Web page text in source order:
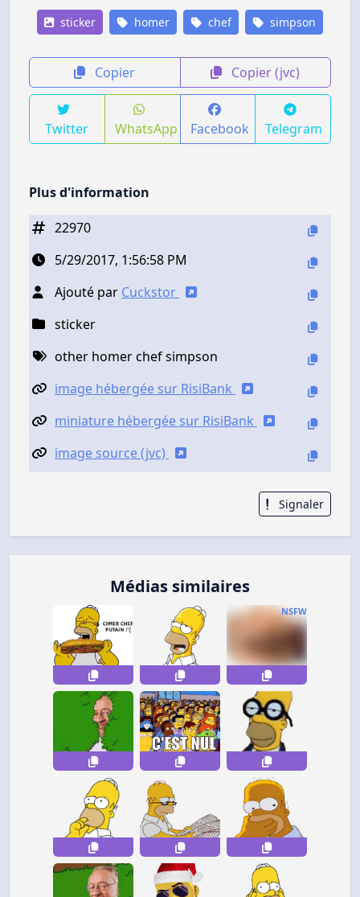
sticker homer chef simpson
Copier Copier (jvc)
Twitter WhatsApp Facebook Telegram
Plus d'information
22970
5/29/2017, 1:56:58 PM
Ajouté par Cuckstor
sticker
other homer chef simpson
image hébergée sur RisiBank
miniature hébergée sur RisiBank
image source (jvc)
Signaler
Médias similaires
NSFW